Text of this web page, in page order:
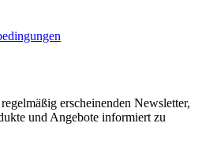
erscheinenden Newsletter,
und Angebote informiert zu